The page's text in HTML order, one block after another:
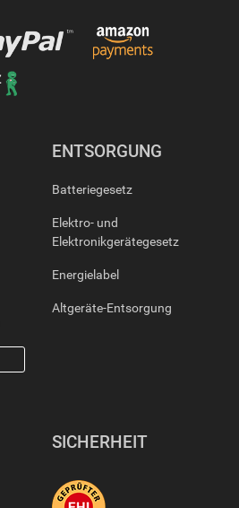
ENTSORGUNG
Batteriegesetz
Elektro- und
Elektronikgerätegesetz
Energielabel
Altgeräte-Entsorgung
SICHERHEIT